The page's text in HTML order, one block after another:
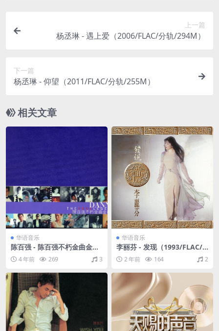
上一篇
杨丞琳 - 遇上爱（2006/FLAC/分轨/294M）
下一篇
杨丞琳 - 仰望（2011/FLAC/分轨/255M）
相关文章
华语音乐
陈百强 - 陈百强不朽金曲金藏
集（2005/FLAC/分轨/944
M）4 年前 269 3
华语音乐
李丽芬 - 发现（1993/FLAC/
分轨/268M）
2 年前 164 2